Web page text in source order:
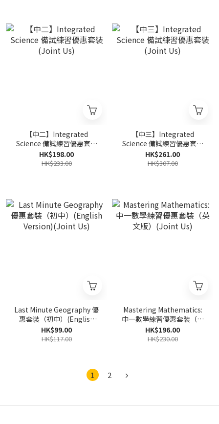
【中二】Integrated
Science 備試練習優惠套裝
(Joint Us)
HK$198.00
HK$233.00
【中三】Integrated
Science 備試練習優惠套裝
(Joint Us)
HK$261.00
HK$307.00
Last Minute Geography 優
惠套裝（初中）(English
Version)(Joint Us)
HK$99.00
HK$117.00
Mastering Mathematics:
中一數學練習優惠套裝（英
文版）(Joint Us)
HK$196.00
HK$230.00
1 2